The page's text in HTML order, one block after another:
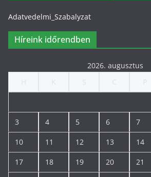
Adatvedelmi_Szabalyzat
Híreink időrendben
2026. augusztus
3 4 5 6 7
10 11 12 13 14
17 18 19 20 21